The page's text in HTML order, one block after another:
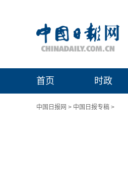
首页 时政
中国日报网 > 中国日报专稿 >